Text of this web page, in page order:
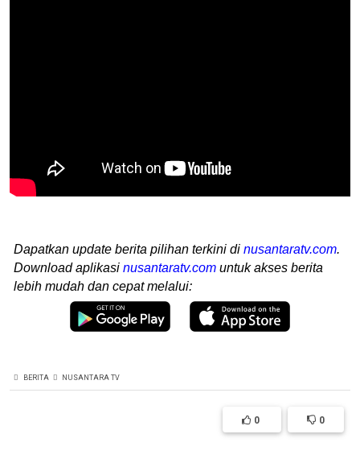
Dapatkan update berita pilihan terkini di nusantaratv.com.
Download aplikasi nusantaratv.com untuk akses berita
lebih mudah dan cepat melalui:
BERITA NUSANTARA TV
0 0